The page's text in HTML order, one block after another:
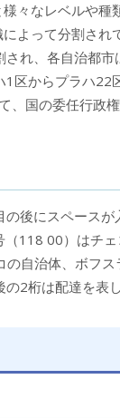
々なレベルや種
よって分割され
れ、各自治都
区からプラハ22
、国の委任行政
後にスペース
118 00）はチェ
自治体、ボフ
2桁は配達を表し